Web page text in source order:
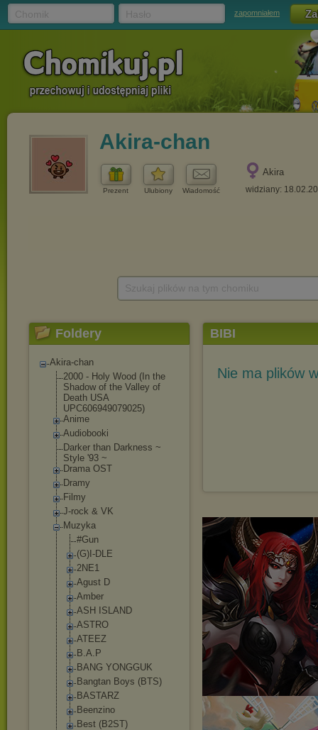
zapomniałem
Akira-chan
Prezent Ulubiony Wiadomość
Akira
widziany:
Foldery
Akira-chan
2000 - Holy Wood (In the
Shadow of the Valley of
Death USA
UPC606949079025)
Anime
Audiobooki
Darker than Darkness ~
Style '93 ~
Drama OST
Dramy
Filmy
J-rock & VK
Muzyka
#Gun
(G)I-DLE
2NE1
Agust D
Amber
ASH ISLAND
ASTRO
ATEEZ
B.A.P
BANG YONGGUK
Bangtan Boys (BTS)
BASTARZ
Beenzino
Best (B2ST)
BIBI
Nie ma plików